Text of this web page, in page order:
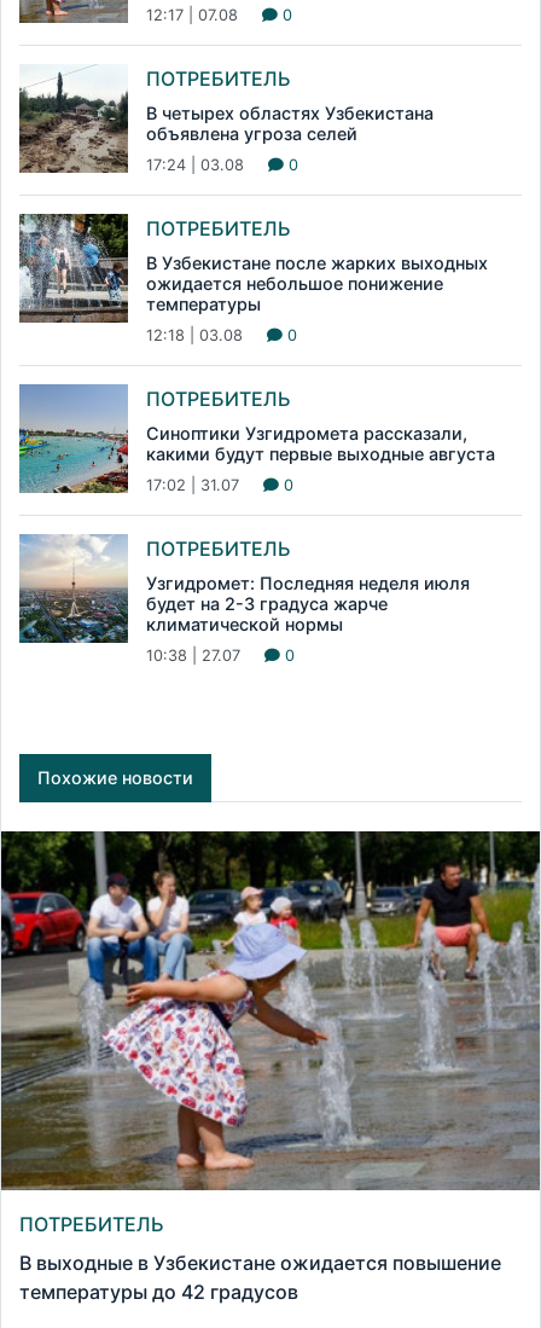
12:17 | 07.08 0
ПОТРЕБИТЕЛЬ
В четырех областях Узбекистана
объявлена угроза селей
17:24 | 03.08 0
ПОТРЕБИТЕЛЬ
В Узбекистане после жарких выходных
ожидается небольшое понижение
температуры
12:18 | 03.08 0
ПОТРЕБИТЕЛЬ
Синоптики Узгидромета рассказали,
какими будут первые выходные августа
17:02 | 31.07 0
ПОТРЕБИТЕЛЬ
Узгидромет: Последняя неделя июля
будет на 2-3 градуса жарче
климатической нормы
10:38 | 27.07 0
Похожие новости
ПОТРЕБИТЕЛЬ
В выходные в Узбекистане ожидается повышение
температуры до 42 градусов